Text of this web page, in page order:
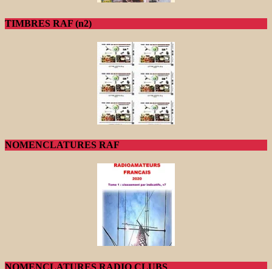
TIMBRES RAF (n2)
NOMENCLATURES RAF
NOMENCLATURES RADIO CLUBS